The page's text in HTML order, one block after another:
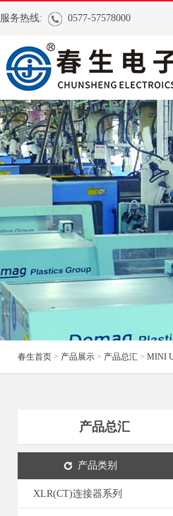
服务热线: 0577-57578000
春生首页 > 产品展示 > 产品总汇 > MINI
产品总汇
产品类别
XLR(CT)连接器系列